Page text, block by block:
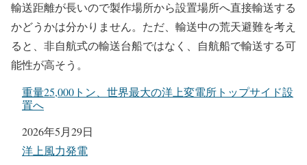
トップサイドの製作をおこなっている江蘇省南通市から広
東省陽江市沖に位置する「三峡陽江青洲五、七洋上風力プ
ロジェクト」の設置エリアまでは、約2,000km（約1,080海
里）。
輸送距離が長いので製作場所から設置場所へ直接輸送する
ると、非自航式の輸送台船ではなく、自航船で輸送する可
能性が高そう。